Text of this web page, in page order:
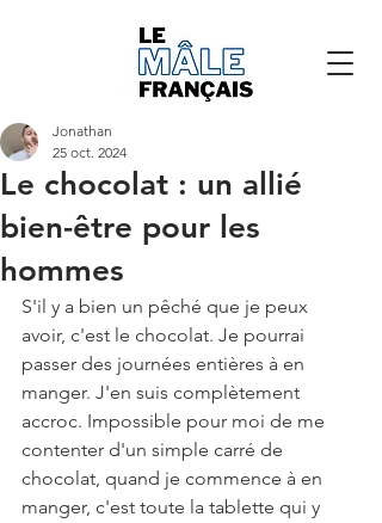
Le chocolat : un allié
bien-être pour les
hommes
Jonathan
25 oct. 2024
S'il y a bien un pêché que je peux
avoir, c'est le chocolat. Je pourrai
passer des journées entières à en
manger. J'en suis complètement
accroc. Impossible pour moi de me
contenter d'un simple carré de
chocolat, quand je commence à en
manger, c'est toute la tablette qui y